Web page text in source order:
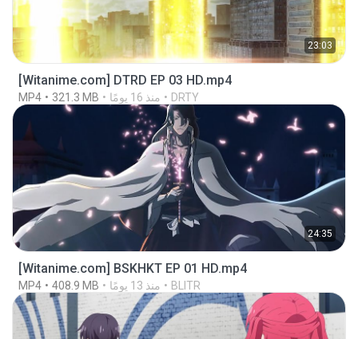
23:03
[Witanime.com] DTRD EP 03 HD.mp4
MP4 321.3 MB منذ 16 يومًا DRTY
24:35
[Witanime.com] BSKHKT EP 01 HD.mp4
MP4 408.9 MB منذ 13 يومًا BLITR